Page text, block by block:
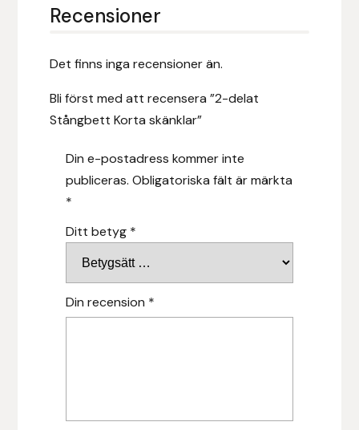
Recensioner
Det finns inga recensioner än.
Bli först med att recensera ”2-delat
Stångbett Korta skänklar”
Din e-postadress kommer inte
publiceras. Obligatoriska fält är märkta
*
Ditt betyg *
Din recension *
Gysinge
Hansbo Sport
Hesta Gallery
Horse Guard
Iceland Pet